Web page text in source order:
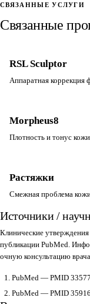
СВЯЗАННЫЕ УСЛУГИ
Связанные
RSL Sculptor
Аппаратная коррекция
Morpheus8
Плотность и тонус кожи
Растяжки
Смежная проблема кожи
Источники /
Клинические
публикации PubMed.
очную консультацию врача.
PubMed — PMID
PubMed — PMID